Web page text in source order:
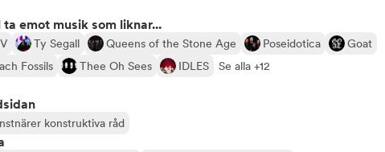
ta emot musik som liknar...
Ty Segall Queens of the Stone Age Poseidotica
Goat
Fossils
Thee Oh Sees IDLES Se alla +12
konstruktiva råd